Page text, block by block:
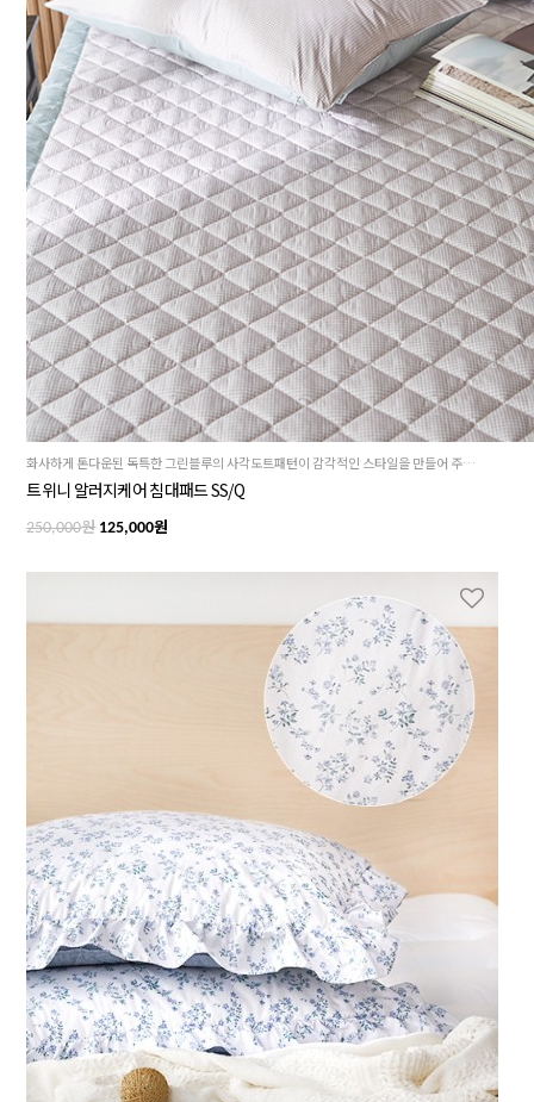
화사하게 톤다운된 독특한 그린블루의 사각도트패턴이 감각적인 스타일을 만들어 주는 트위니 침대패드 SS/Q
트위니 알러지케어 침대패드 SS/Q
250,000원125,000원